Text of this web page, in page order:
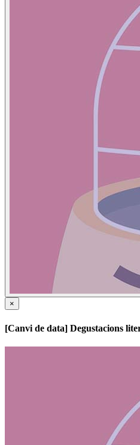
×
[Canvi de data] Degustacions